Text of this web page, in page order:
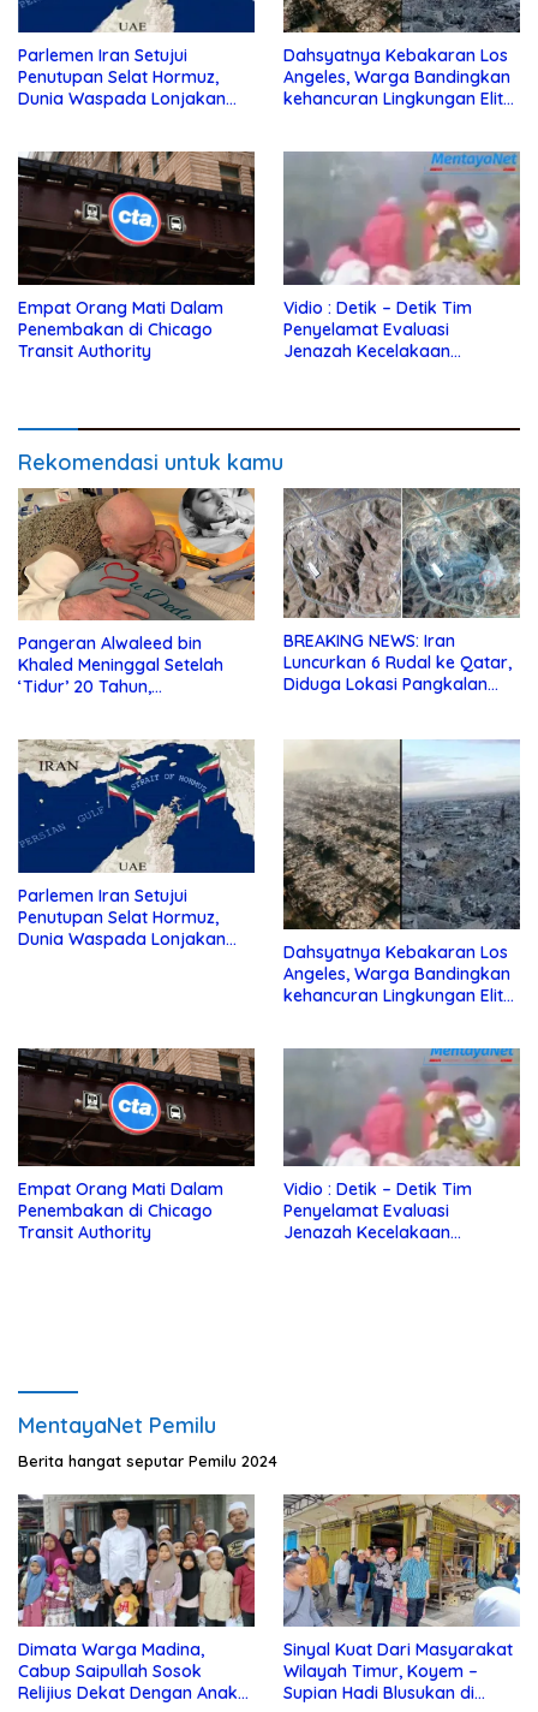
Parlemen Iran Setujui
Penutupan Selat Hormuz,
Dunia Waspada Lonjakan
Dahsyatnya Kebakaran Los
Angeles, Warga Bandingkan
kehancuran Lingkungan Elit
Empat Orang Mati Dalam
Penembakan di Chicago
Transit Authority
Vidio : Detik – Detik Tim
Penyelamat Evaluasi
Jenazah Kecelakaan
Rekomendasi untuk kamu
Pangeran Alwaleed bin
Khaled Meninggal Setelah
‘Tidur’ 20 Tahun,
BREAKING NEWS: Iran
Luncurkan 6 Rudal ke Qatar,
Diduga Lokasi Pangkalan
Parlemen Iran Setujui
Penutupan Selat Hormuz,
Dunia Waspada Lonjakan
Dahsyatnya Kebakaran Los
Angeles, Warga Bandingkan
kehancuran Lingkungan Elit
Empat Orang Mati Dalam
Penembakan di Chicago
Transit Authority
Vidio : Detik – Detik Tim
Penyelamat Evaluasi
Jenazah Kecelakaan
MentayaNet Pemilu
Berita hangat seputar Pemilu 2024
Dimata Warga Madina,
Cabup Saipullah Sosok
Relijius Dekat Dengan Anak
Sinyal Kuat Dari Masyarakat
Wilayah Timur, Koyem –
Supian Hadi Blusukan di